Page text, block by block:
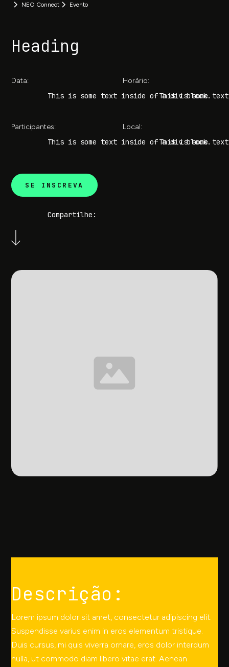
NEO Connect Evento
Heading
Data:
This is some text inside of a div block.
Horário:
This is some
Participantes:
This is some text inside of a div block.
Local:
This is some
SE INSCREVA
Compartilhe:
Descrição:
Lorem ipsum dolor sit amet, consectetur adipiscing elit.
Suspendisse varius enim in eros elementum tristique.
Duis cursus, mi quis viverra ornare, eros dolor interdum
nulla, ut commodo diam libero vitae erat. Aenean